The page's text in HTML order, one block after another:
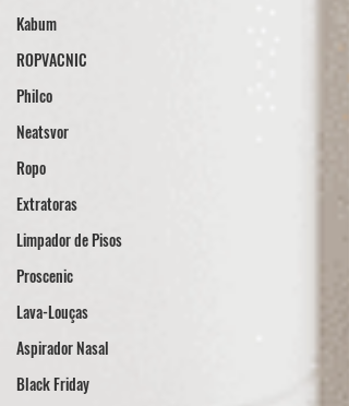
Kabum
ROPVACNIC
Philco
Neatsvor
Ropo
Extratoras
Limpador de Pisos
Proscenic
Lava-Louças
Aspirador Nasal
Black Friday